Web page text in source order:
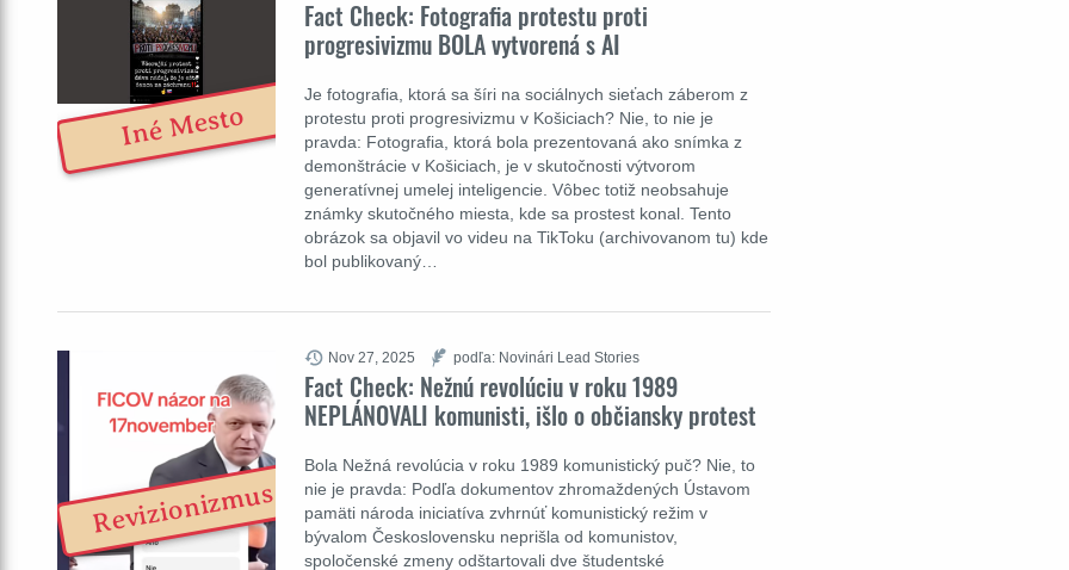
Fact Check: Fotografia protestu proti
progresivizmu BOLA vytvorená s AI
Je fotografia, ktorá sa šíri na sociálnych sieťach záberom z
protestu proti progresivizmu v Košiciach? Nie, to nie je
pravda: Fotografia, ktorá bola prezentovaná ako snímka z
demonštrácie v Košiciach, je v skutočnosti výtvorom
generatívnej umelej inteligencie. Vôbec totiž neobsahuje
známky skutočného miesta, kde sa prostest konal. Tento
obrázok sa objavil vo videu na TikToku (archivovanom tu) kde
bol publikovaný…
Iné Mesto
Fact Check: Nežnú revolúciu v roku 1989
NEPLÁNOVALI komunisti, išlo o občiansky protest
Bola Nežná revolúcia v roku 1989 komunistický puč? Nie, to
nie je pravda: Podľa dokumentov zhromaždených Ústavom
pamäti národa iniciatíva zvhrnúť komunistický režim v
bývalom Československu neprišla od komunistov,
spoločenské zmeny odštartovali dve študentské
Nov 27, 2025 podľa: Novinári Lead Stories
Revizionizmus